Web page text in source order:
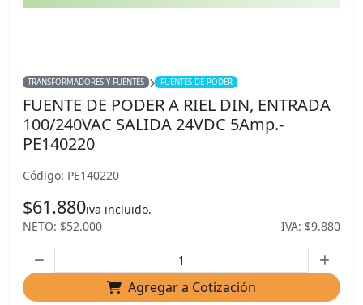
TRANSFORMADORES Y FUENTES FUENTES DE PODER
FUENTE DE PODER A RIEL DIN, ENTRADA
100/240VAC SALIDA 24VDC 5Amp.-
PE140220
Código: PE140220
$61.880iva incluido.
NETO: $52.000
IVA: $9.880
Agregar a Cotización